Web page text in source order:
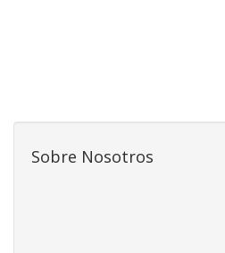
Sobre Nosotros